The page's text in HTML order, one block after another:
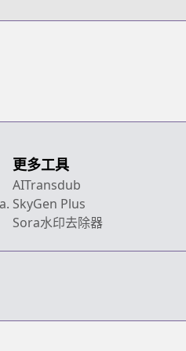
更多工具
AITransdub
SkyGen Plus
Sora水印去除器